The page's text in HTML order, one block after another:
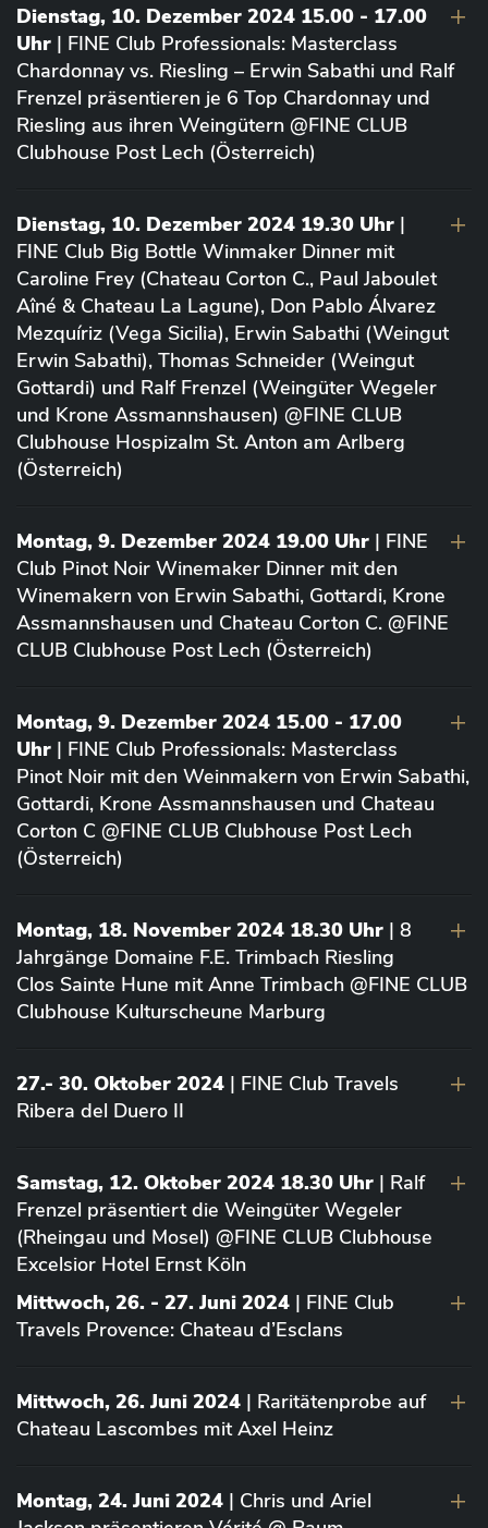
Dienstag, 10. Dezember 2024 15.00 - 17.00
Uhr | FINE Club Professionals: Masterclass
Chardonnay vs. Riesling – Erwin Sabathi und Ralf
Frenzel präsentieren je 6 Top Chardonnay und
Riesling aus ihren Weingütern @FINE CLUB
Clubhouse Post Lech (Österreich)
Dienstag, 10. Dezember 2024 19.30 Uhr |
FINE Club Big Bottle Winmaker Dinner mit
Caroline Frey (Chateau Corton C., Paul Jaboulet
Aîné & Chateau La Lagune), Don Pablo Álvarez
Mezquíriz (Vega Sicilia), Erwin Sabathi (Weingut
Erwin Sabathi), Thomas Schneider (Weingut
Gottardi) und Ralf Frenzel (Weingüter Wegeler
und Krone Assmannshausen) @FINE CLUB
Clubhouse Hospizalm St. Anton am Arlberg
(Österreich)
Montag, 9. Dezember 2024 19.00 Uhr | FINE
Club Pinot Noir Winemaker Dinner mit den
Winemakern von Erwin Sabathi, Gottardi, Krone
Assmannshausen und Chateau Corton C. @FINE
CLUB Clubhouse Post Lech (Österreich)
Montag, 9. Dezember 2024 15.00 - 17.00
Uhr | FINE Club Professionals: Masterclass
Pinot Noir mit den Weinmakern von Erwin Sabathi,
Gottardi, Krone Assmannshausen und Chateau
Corton C @FINE CLUB Clubhouse Post Lech
(Österreich)
Montag, 18. November 2024 18.30 Uhr | 8
Jahrgänge Domaine F.E. Trimbach Riesling
Clos Sainte Hune mit Anne Trimbach @FINE CLUB
Clubhouse Kulturscheune Marburg
27.- 30. Oktober 2024 | FINE Club Travels
Ribera del Duero II
Samstag, 12. Oktober 2024 18.30 Uhr | Ralf
Frenzel präsentiert die Weingüter Wegeler
(Rheingau und Mosel) @FINE CLUB Clubhouse
Excelsior Hotel Ernst Köln
Mittwoch, 26. - 27. Juni 2024 | FINE Club
Travels Provence: Chateau d’Esclans
Mittwoch, 26. Juni 2024 | Raritätenprobe auf
Chateau Lascombes mit Axel Heinz
Montag, 24. Juni 2024 | Chris und Ariel